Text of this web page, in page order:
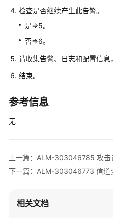
档
格
清
介
告
警
检查是否继续产生此告警。
是=>5。
否=>6。
请收集告警、日志和配置信息
结束。
参考信息
无
上一篇：ALM-303046785 攻击
下一篇：ALM-303046773 信道
相关文档